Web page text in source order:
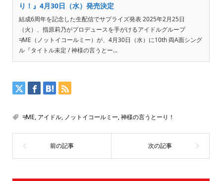
り！』4月30日（水）発売決定
結成6周年を記念した生配信でサプライズ発表 2025年2月25日
（火）、指原莉乃がプロデュースを手がけるアイドルグループ
≠ME（ノットイコールミー）が、4月30日（水）に10th 両A面シング
ル『タイトル未定 / 神様の言うとー...
≠ME, アイドル, ノットイコールミー,神様の言うとーり！